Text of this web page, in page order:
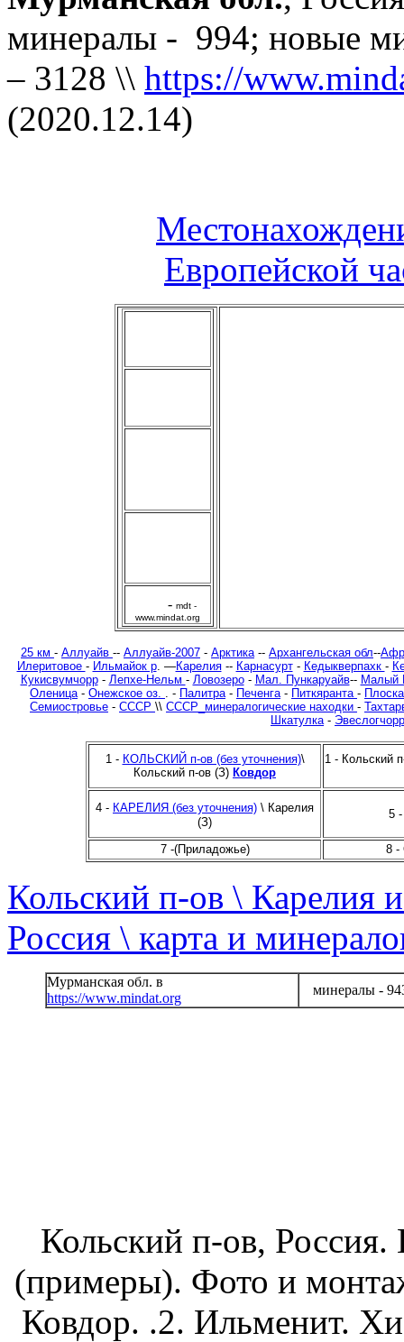
минералы - 994; новые
– 3128 \\ https://
(2020.12.14)
Европейской
- mdt -
www.mindat.org
25 км - Аллуайв -- Аллуайв-2007 - Арктика-- Архангельская обл--
Илеритовое - Ильмайок р. —Карелия-- Карнасурт- Кедыкверпахк -
Кукисвумчорр- Лепхе-Нельм - Ловозеро- Мал. Пункаруайв-- Малый
Оленица- Онежское оз. . - Палитра- Печенга- Питкяранта -
Семиостровье - СССР \\ СССР_минералогические находки -
Шкатулка-
1 - КОЛЬСКИЙ п-ов (без уточнения)\
Кольский п-ов (З) Ковдор
1 - Кольский
4 - КАРЕЛИЯ (без уточнения) \ Карелия
(З)
5
7 -(Приладожье) 8 -
Кольский п-ов \ Карелия
Россия \ карта и
Мурманская обл. в
https://www.mindat.org
минералы -
Кольский п-ов,
(примеры). Фото и
Ковдор. .2. Ильменит.